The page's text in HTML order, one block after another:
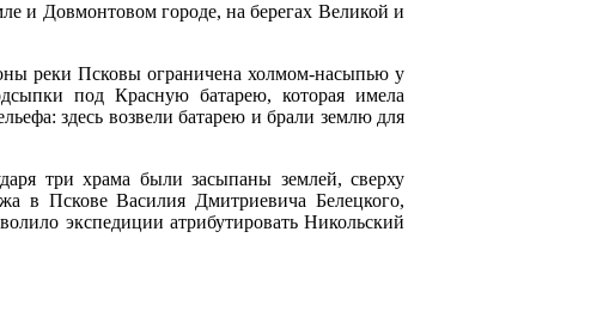
и Довмонтовом городе, на берегах Великой и
реки Псковы ограничена холмом-насыпью у
под Красную батарею, которая имела
здесь возвели батарею и брали землю для
три храма были засыпаны землей, сверху
в Пскове Василия Дмитриевича Белецкого,
экспедиции атрибутировать Никольский